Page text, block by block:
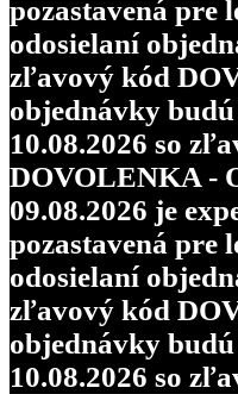
pozastavená pre
odosielaní
zľavový kód
objednávky budú
10.08.2026 so
DOVOLENKA -
09.08.2026 je
pozastavená pre
odosielaní
zľavový kód
objednávky budú
10.08.2026 so